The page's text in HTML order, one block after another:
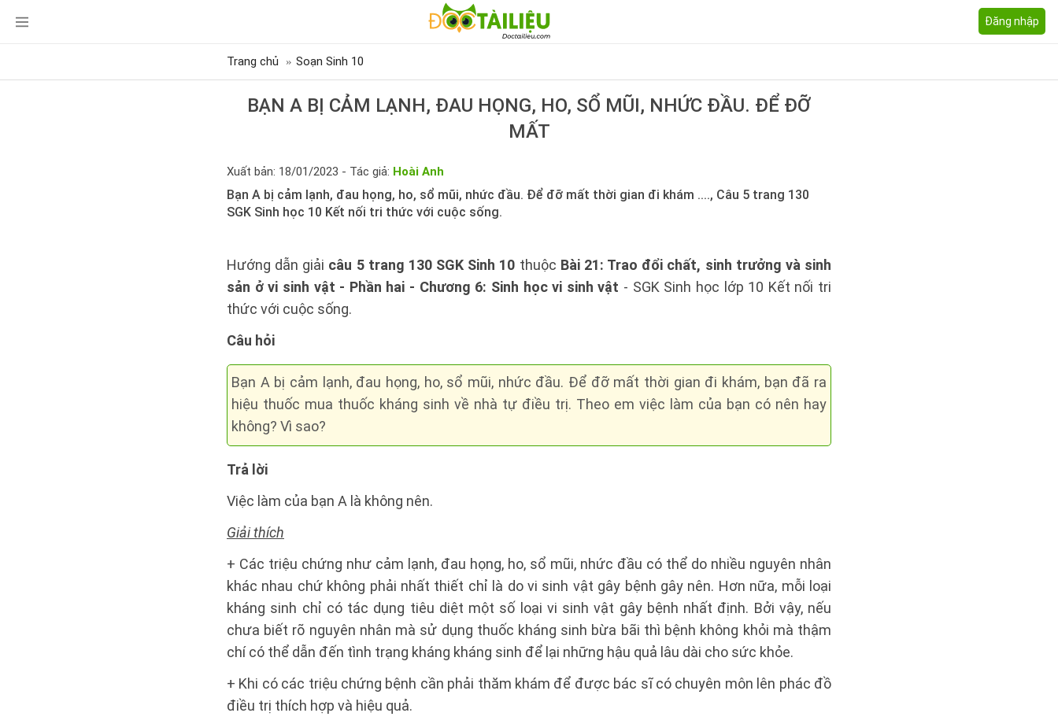
Đăng nhập
Trang chủ Soạn Sinh 10
BẠN A BỊ CẢM LẠNH, ĐAU HỌNG, HO, SỔ MŨI, NHỨC ĐẦU. ĐỂ ĐỠ
MẤT
Xuất bản: 18/01/2023 - Tác giả: Hoài Anh
Bạn A bị cảm lạnh, đau họng, ho, sổ mũi, nhức đầu. Để đỡ mất thời gian đi khám ...., Câu 5 trang 130
SGK Sinh học 10 Kết nối tri thức với cuộc sống.
Hướng dẫn giải câu 5 trang 130 SGK Sinh 10 thuộc Bài 21: Trao đổi chất, sinh trưởng và sinh
sản ở vi sinh vật - Phần hai - Chương 6: Sinh học vi sinh vật - SGK Sinh học lớp 10 Kết nối tri
thức với cuộc sống.
Câu hỏi
Bạn A bị cảm lạnh, đau họng, ho, sổ mũi, nhức đầu. Để đỡ mất thời gian đi khám, bạn đã ra
hiệu thuốc mua thuốc kháng sinh về nhà tự điều trị. Theo em việc làm của bạn có nên hay
không? Vì sao?
Trả lời
Việc làm của bạn A là không nên.
Giải thích
+ Các triệu chứng như cảm lạnh, đau họng, ho, sổ mũi, nhức đầu có thể do nhiều nguyên nhân
khác nhau chứ không phải nhất thiết chỉ là do vi sinh vật gây bệnh gây nên. Hơn nữa, mỗi loại
kháng sinh chỉ có tác dụng tiêu diệt một số loại vi sinh vật gây bệnh nhất định. Bởi vậy, nếu
chưa biết rõ nguyên nhân mà sử dụng thuốc kháng sinh bừa bãi thì bệnh không khỏi mà thậm
chí có thể dẫn đến tình trạng kháng kháng sinh để lại những hậu quả lâu dài cho sức khỏe.
+ Khi có các triệu chứng bệnh cần phải thăm khám để được bác sĩ có chuyên môn lên phác đồ
điều trị thích hợp và hiệu quả.